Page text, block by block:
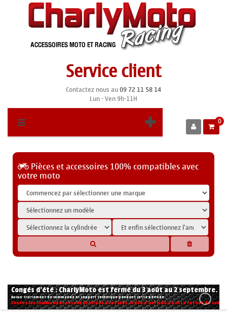
Service client
Contactez nous au09 72 11 58 14
Lun - Ven 9h-11H
0
Pièces et accessoires 100% compatibles avec
votre moto
Congés d'été : CharlyMoto est fermé du 3 août au 2 septembre.
Aucun traitement de commande ni support technique pendant cette période.
Toutes les commandes seront traitées dans leur ordre d'arrivée à notre retour de